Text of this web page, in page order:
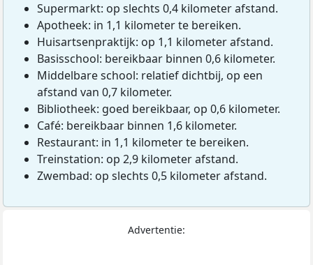
Supermarkt: op slechts 0,4 kilometer afstand.
Apotheek: in 1,1 kilometer te bereiken.
Huisartsenpraktijk: op 1,1 kilometer afstand.
Basisschool: bereikbaar binnen 0,6 kilometer.
Middelbare school: relatief dichtbij, op een
afstand van 0,7 kilometer.
Bibliotheek: goed bereikbaar, op 0,6 kilometer.
Café: bereikbaar binnen 1,6 kilometer.
Restaurant: in 1,1 kilometer te bereiken.
Treinstation: op 2,9 kilometer afstand.
Zwembad: op slechts 0,5 kilometer afstand.
Advertentie: